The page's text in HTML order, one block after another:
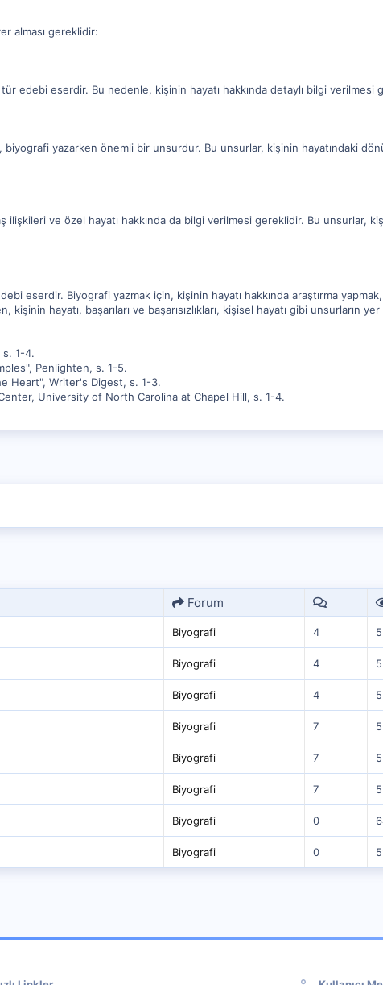
alması gereklidir:
edebi eserdir. Bu nedenle, kişinin hayatı hakkında detaylı bilgi verilmesi
biyografi yazarken önemli bir unsurdur. Bu unsurlar, kişinin hayatındaki
ilişkileri ve özel hayatı hakkında da bilgi verilmesi gereklidir. Bu unsurlar,
eserdir. Biyografi yazmak için, kişinin hayatı hakkında araştırma yapmak,
hayatı, başarıları ve başarısızlıkları, kişisel hayatı gibi unsurların yer
s. 1-4.
Penlighten, s. 1-5.
Heart", Writer's Digest, s. 1-3.
University of North Carolina at Chapel Hill, s. 1-4.
Forum
Biyografi 4
Biyografi 4
Biyografi 4
Biyografi 7
Biyografi 7
Biyografi 7
Biyografi 0
Biyografi 0